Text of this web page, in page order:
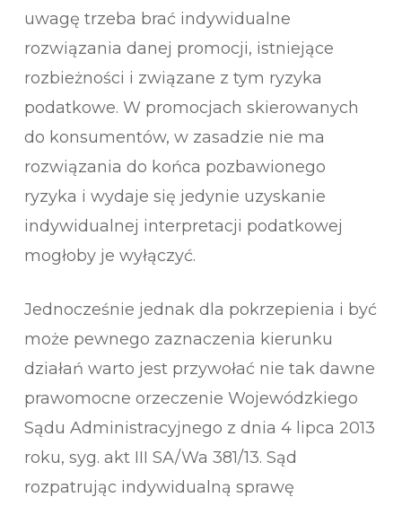
uwagę trzeba brać indywidualne
rozwiązania danej promocji, istniejące
rozbieżności i związane z tym ryzyka
podatkowe. W promocjach skierowanych
do konsumentów, w zasadzie nie ma
rozwiązania do końca pozbawionego
ryzyka i wydaje się jedynie uzyskanie
indywidualnej interpretacji podatkowej
mogłoby je wyłączyć.
Jednocześnie jednak dla pokrzepienia i być
może pewnego zaznaczenia kierunku
działań warto jest przywołać nie tak dawne
prawomocne orzeczenie Wojewódzkiego
Sądu Administracyjnego z dnia 4 lipca 2013
roku, syg. akt III SA/Wa 381/13. Sąd
rozpatrując indywidualną sprawę